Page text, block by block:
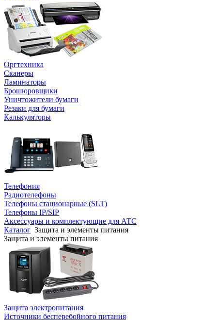
Оргтехника
Сканеры
Ламинаторы
Брошюровщики
Уничтожители бумаги
Резаки для бумаги
Калькуляторы
Телефония
Радиотелефоны
Телефоны стационарные (SLT)
Телефоны IP/SIP
Аксессуары и комплектующие для АТС
Каталог Защита и элементы питания
Защита и элементы питания
Защита электропитания
Источники бесперебойного питания